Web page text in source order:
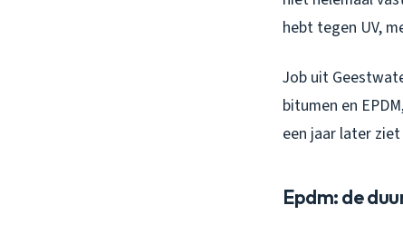
hebt tegen UV,
Job uit
bitumen en
een jaar later
Epdm: de